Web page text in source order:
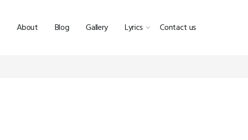
About Blog Gallery Lyrics Contact us